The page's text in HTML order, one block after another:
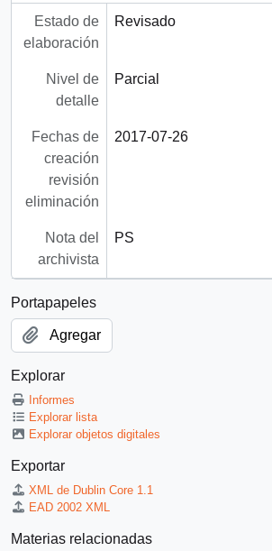
Estado de
elaboración
Revisado
Nivel de
detalle
Parcial
Fechas de
creación
revisión
eliminación
2017-07-26
Nota del
archivista
PS
Portapapeles
Agregar
Explorar
Informes
Explorar lista
Explorar objetos digitales
Exportar
XML de Dublin Core 1.1
EAD 2002 XML
Materias relacionadas